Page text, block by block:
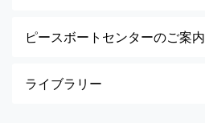
ピースボートセンターのご案内
ライブラリー